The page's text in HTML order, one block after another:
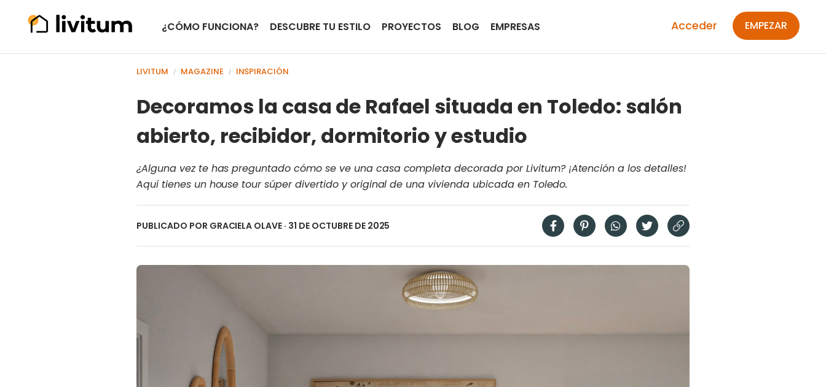
¿CÓMO FUNCIONA? DESCUBRE TU ESTILO PROYECTOS BLOG EMPRESAS EMPEZAR
Acceder
LIVITUM / MAGAZINE / INSPIRACIÓN
Decoramos la casa de Rafael situada en Toledo: salón
abierto, recibidor, dormitorio y estudio
¿Alguna vez te has preguntado cómo se ve una casa completa decorada por Livitum? ¡Atención a los detalles!
Aquí tienes un house tour súper divertido y original de una vivienda ubicada en Toledo.
PUBLICADO POR GRACIELA OLAVE · 31 DE OCTUBRE DE 2025